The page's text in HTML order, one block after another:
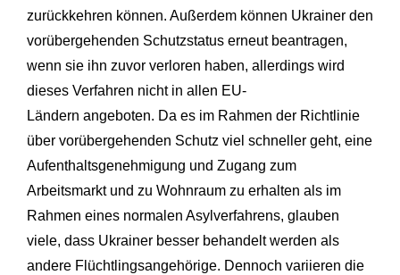
zurückkehren können. Außerdem können Ukrainer den
vorübergehenden Schutzstatus erneut beantragen,
wenn sie ihn zuvor verloren haben, allerdings wird
dieses Verfahren nicht in allen EU-
Ländern angeboten. Da es im Rahmen der Richtlinie
über vorübergehenden Schutz viel schneller geht, eine
Aufenthaltsgenehmigung und Zugang zum
Arbeitsmarkt und zu Wohnraum zu erhalten als im
Rahmen eines normalen Asylverfahrens, glauben
viele, dass Ukrainer besser behandelt werden als
andere Flüchtlingsangehörige. Dennoch variieren die